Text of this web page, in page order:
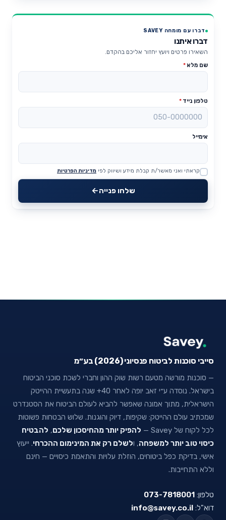
דברו עם מומחה SAVEY
דברו איתנו
השאירו פרטים ויועץ יחזור אליכם בהקדם.
שם מלא*
טלפון נייד *
אימייל
Website
קראתי ואני מאשר/ת קבלת מידע ושיווק לפי מדיניות הפרטיות
שלחו פנייה
סייבי סוכנות לביטוח פנסיוני (2026) בע״מ
— סוכנות מורשה מטעם רשות שוק ההון וחברי לשכת סוכני הביטוח
בישראל. נוסדה ע״י זאב יופה לאחר 40+ שנה בתעשיית ההייטק
הישראלית, מתוך אמונה שאפשר להביא לעולם הביטוח את הסטנדרט
שמכתיב עולם ההייטק: שקיפות, דיוק והוגנות. שלוש הבטחות פשוטות
לכל לקוח של Savey —
להפיק יותר מהחיסכון שלכם, להבטיח
כיסוי טוב יותר למשפחה, ולשלם רק את המינימום ההכרחי. ייעוץ
אישי, בדיקת כפל ביטוחים, הוזלת עלויות והתאמת כיסויים — חינם
וללא התחייבות.
טלפון: 073-7818001
דוא"ל: info@savey.co.il